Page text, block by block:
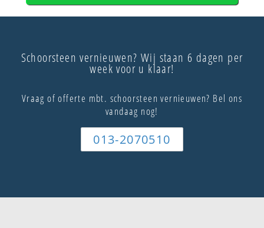
Schoorsteen vernieuwen? Wij staan 6 dagen per
week voor u klaar!
Vraag of offerte mbt. schoorsteen vernieuwen? Bel ons
vandaag nog!
013-2070510